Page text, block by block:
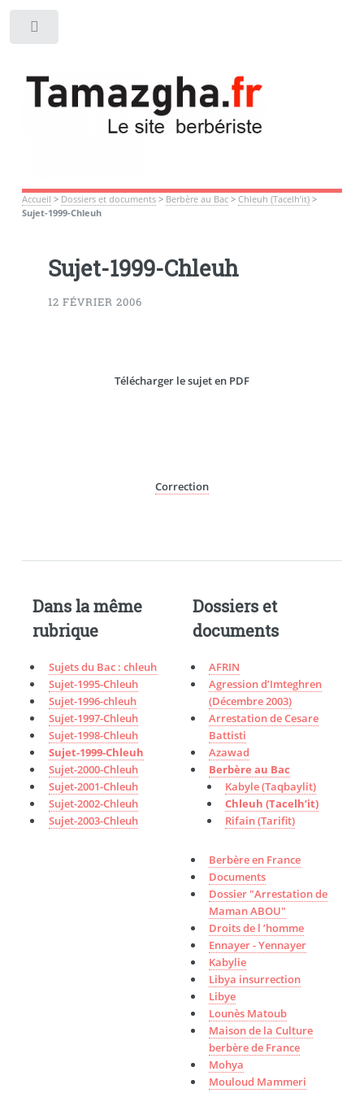
Accueil > Dossiers et documents> Berbère au Bac> Chleuh (Tacelh’it)>
Sujet-1999-Chleuh
Sujet-1999-Chleuh
12 FÉVRIER 2006
Télécharger le sujet en PDF
Correction
Dans la même
rubrique
Sujets du Bac : chleuh
Sujet-1995-Chleuh
Sujet-1996-chleuh
Sujet-1997-Chleuh
Sujet-1998-Chleuh
Sujet-1999-Chleuh
Sujet-2000-Chleuh
Sujet-2001-Chleuh
Sujet-2002-Chleuh
Sujet-2003-Chleuh
Dossiers et
documents
AFRIN
Agression d’Imteghren
(Décembre 2003)
Arrestation de Cesare
Battisti
Azawad
Berbère au Bac
Kabyle (Taqbaylit)
Chleuh (Tacelh’it)
Rifain (Tarifit)
Berbère en France
Documents
Dossier "Arrestation de
Maman ABOU"
Droits de l ’homme
Ennayer - Yennayer
Kabylie
Libya insurrection
Libye
Lounès Matoub
Maison de la Culture
berbère de France
Mohya
Mouloud Mammeri